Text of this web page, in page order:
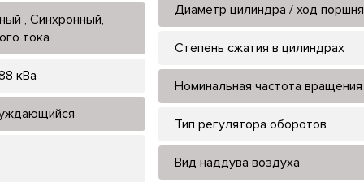
, Синхронный,
тока
кВа
Диаметр цилиндра / ход поршня
Степень сжатия в цилиндрах
Номинальная частота вращения
Тип регулятора оборотов
Вид наддува воздуха